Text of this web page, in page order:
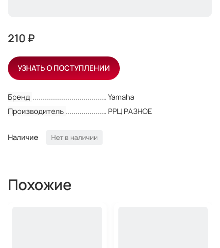
Бренд
Yamaha
Производитель
РРЦ РАЗНОЕ
Наличие Нет в наличии
210 ₽
УЗНАТЬ О ПОСТУПЛЕНИИ
Похожие